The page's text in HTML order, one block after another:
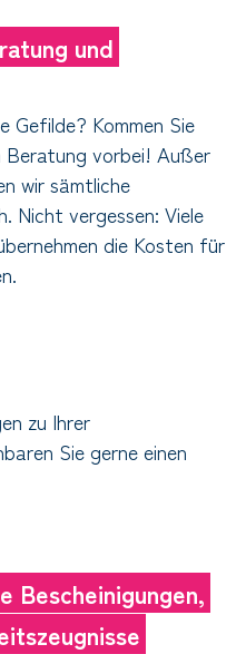
und
Gefilde? Kommen Sie
Beratung vorbei! Außer
wir sämtliche
Nicht vergessen: Viele
die Kosten für
zu Ihrer
Sie gerne einen
Bescheinigungen,